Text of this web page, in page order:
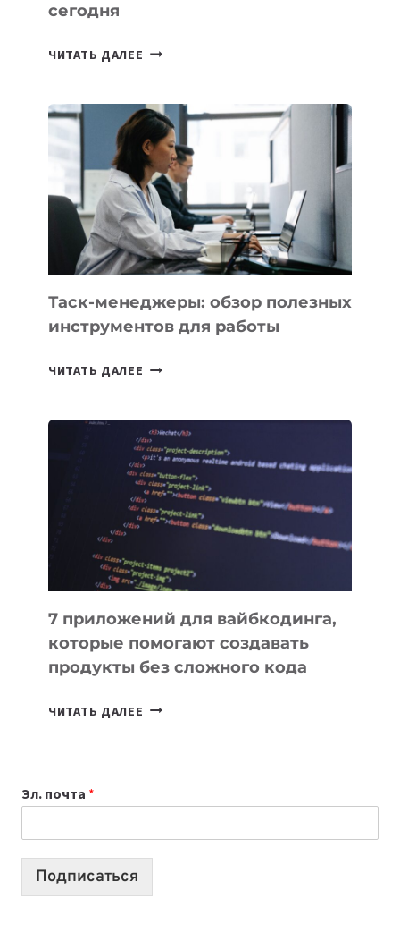
сегодня
ЧИТАТЬ ДАЛЕЕ ИИ-
БИЗНЕСА:
КАКИЕ
3
ЗАДАЧИ
ЕМУ
МОЖНО
ПОРУЧИТЬ
УЖЕ
СЕГОДНЯ
Таск-менеджеры: обзор полезных
инструментов для работы
ЧИТАТЬ ДАЛЕЕ ТАСК-
ПОЛЕЗНЫХ
ИНСТРУМЕНТОВ
ДЛЯ
РАБОТЫ
7 приложений для вайбкодинга,
которые помогают создавать
продукты без сложного кода
ЧИТАТЬ ДАЛЕЕ
СОЗДАВАТЬ
ПРОДУКТЫ
Эл. почта *
Подписаться